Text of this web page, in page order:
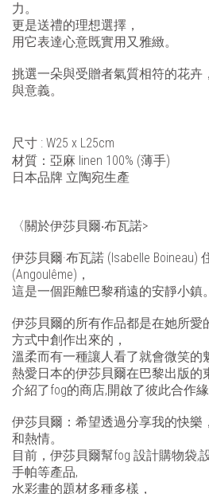
力。
更是送禮的理想選擇，
用它表達心意既實用又雅緻。
挑選一朵與受贈者氣質相符的花卉
與意義。
尺寸 : W25 x L25cm
材質：亞麻 linen 100% (薄手)
日本品牌 立陶宛生產
〈關於伊莎貝爾‧布瓦諾>
伊莎貝爾·布瓦諾 (Isabelle Boineau)
(Angoulême)，
這是一個距離巴黎稍遠的安靜小鎮。
伊莎貝爾的所有作品都是在她所愛
方式中創作出來的，
溫柔而有一種讓人看了就會微笑的
熱愛日本的伊莎貝爾在巴黎出版的
介紹了fog的商店,開啟了彼此合作緣
伊莎貝爾：希望透過分享我的快樂
和熱情。
目前，伊莎貝爾幫fog 設計購物袋,
手帕等產品,
水彩畫的題材多種多樣，